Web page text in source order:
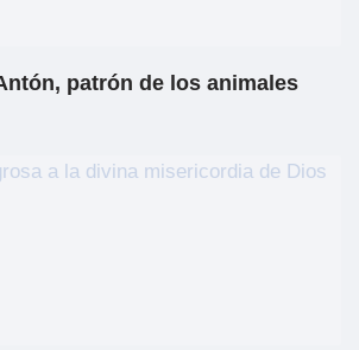
patrón de los animales